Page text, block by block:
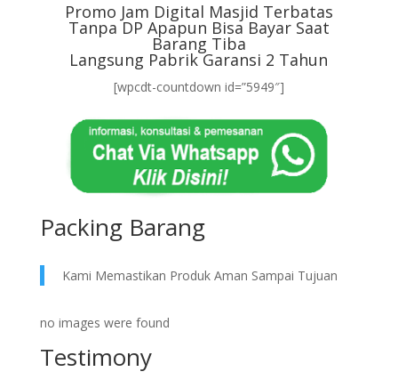
Promo Jam Digital Masjid Terbatas
Tanpa DP Apapun Bisa Bayar Saat
Barang Tiba
Langsung Pabrik Garansi 2 Tahun
[wpcdt-countdown id=”5949″]
Packing Barang
Kami Memastikan Produk Aman Sampai Tujuan
no images were found
Testimony